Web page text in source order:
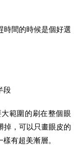
時間的時候是個好選
段
範圍的刷在整個眼
掉，可以只畫眼皮的
有超美漸層。